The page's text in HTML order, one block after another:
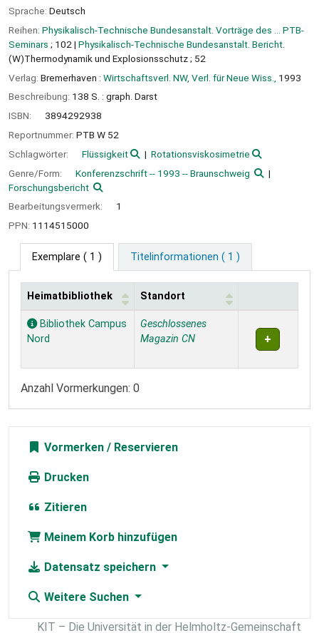
Sprache: Deutsch
Reihen: Physikalisch-Technische Bundesanstalt. Vorträge des ... PTB-
Seminars ; 102 | Physikalisch-Technische Bundesanstalt. Bericht
(W)Thermodynamik und Explosionsschutz ; 52
Verlag: Bremerhaven : Wirtschaftsverl. NW, Verl. für Neue Wiss.,
1993
Beschreibung: 138 S. : graph. Darst
ISBN:
3894292938
Reportnummer: PTB W 52
Schlagwörter:
Flüssigkeit
Rotationsviskosimetrie
Genre/Form:
Konferenzschrift -- 1993 -- Braunschweig
Forschungsbericht
Bearbeitungsvermerk:
1
PPN: 1114515000
Exemplare ( 1 ) Titelinformationen ( 1 )
Exemplare
Heimatbibliothek Standort
Bibliothek Campus
Nord
Geschlossenes
Magazin CN
Anzahl Vormerkungen: 0
Vormerken
Drucken
Zitieren
Meinem Korb hinzufügen
Datensatz speichern
Weitere Suchen
KIT – Die Universität in der Helmholtz-Gemeinschaft